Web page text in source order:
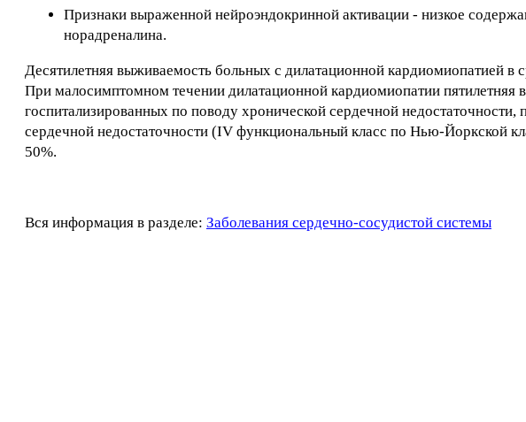
Признаки выраженной нейроэндокринной активации - низкое
норадреналина.
Десятилетняя выживаемость больных с дилатационной кардиомиопатией в
При малосимптомном течении дилатационной кардиомиопатии
госпитализированных по поводу хронической сердечной
сердечной недостаточности (IV функциональный класс по Нью-Йоркской
50%.
Вся информация в разделе: Заболевания сердечно-сосудистой системы